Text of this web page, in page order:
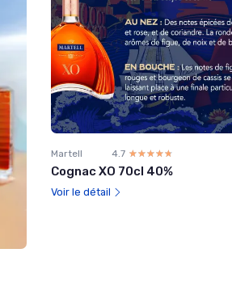
Martell 4.7 ☆☆☆☆☆
★★★★★
Cognac XO 70cl 40%
Voir le détail